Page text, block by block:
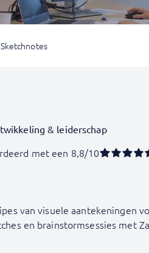
& leiderschap
met een 8,8/10
van visuele aantekeningen
en brainstormsessies met